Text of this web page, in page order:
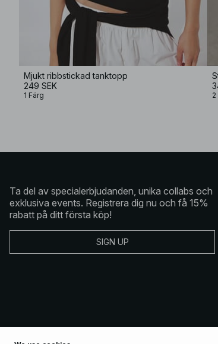
Mjukt ribbstickad tanktopp
249 SEK
1 Färg
Ta del av specialerbjudanden, unika collabs och
exklusiva events. Registrera dig nu och få 15%
rabatt på ditt första köp!
SIGN UP